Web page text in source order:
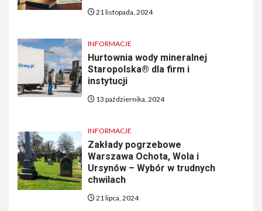
21 listopada, 2024
INFORMACJE
Hurtownia wody mineralnej
Staropolska® dla firm i
instytucji
13 października, 2024
INFORMACJE
Zakłady pogrzebowe
Warszawa Ochota, Wola i
Ursynów – Wybór w trudnych
chwilach
21 lipca, 2024